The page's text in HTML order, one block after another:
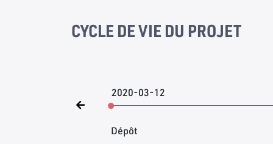
CYCLE DE VIE DU PROJET
2020-03-12
Dépôt